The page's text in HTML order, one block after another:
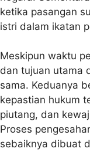
ketika pasangan
istri dalam ikatan
Meskipun waktu
dan tujuan utama
sama. Keduanya
kepastian hukum
piutang, dan
Proses
sebaiknya dibuat